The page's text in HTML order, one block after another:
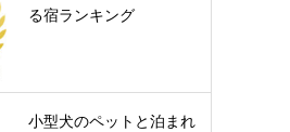
る宿ランキング
小型犬のペットと泊まれ